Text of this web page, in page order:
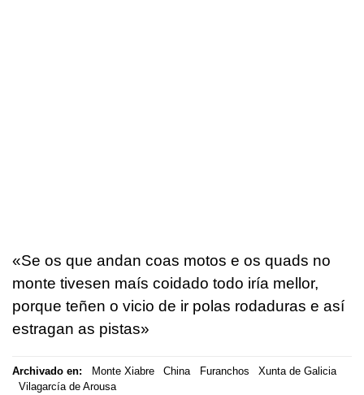
«Se os que andan coas motos e os quads no
monte tivesen maís coidado todo iría mellor,
porque teñen o vicio de ir polas rodaduras e así
estragan as pistas»
Archivado en: Monte Xiabre China Furanchos
Xunta de Galicia
Vilagarcía de Arousa